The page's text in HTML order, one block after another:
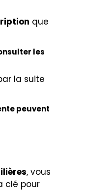
que
les
la suite
peuvent
, vous
clé pour